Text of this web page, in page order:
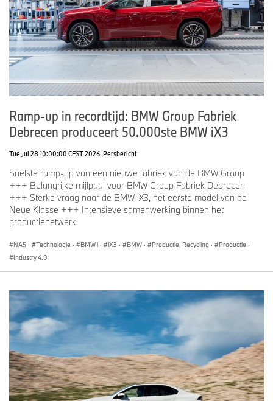
Alle varianten van de BMW M3 en BMW M4 worden vanaf juli
2026 uitgerust met deze technologie. De BMW M2 volgt in
augustus 2026. Vermogen en cilinderinhoud blijven ongewijzigd.
Snelle hulp bij pech: BMW bandenreparatieset Plus
De BMW 2 Serie Coupé, BMW 4 Serie Coupé en BMW 4 Serie
Cabrio worden vanaf de zomer van 2026 standaard uitgerust met
de BMW bandenreparatieset Plus, voor snelle en betrouwbare
Sportieve sleutel
Alle BMW X3-modellen met M Sportpakket of M Sportpakket Plus
krijgen voortaan autosleutels met BMW M strepen.
BMW Intelligent Personal Assistant: routines
Vanaf juli 2026 biedt BMW Operating System X nieuwe
mogelijkheden om routines te creëren. De BMW Intelligent
Personal Assistant analyseert dagelijks gebruik om
handelingen te vereenvoudigen. Gebruikers kunnen ook zelf
routines instellen, inclusief voorwaarden en automatische acties.
Ramp-up in recordtijd: BMW Group Fabriek
Debrecen produceert 50.000ste BMW iX3
Tue Jul 28 10:00:00 CEST 2026 Persbericht
Snelste ramp-up van een nieuwe fabriek van de BMW Group
+++ Belangrijke mijlpaal voor BMW Group Fabriek Debrecen
+++ Sterke vraag naar de BMW iX3, het eerste model van de
Neue Klasse +++ Intensieve samenwerking binnen het
productienetwerk
NA5 · Technologie · BMW i · iX3 · BMW · Productie, Recycling · Productie ·
Industry 4.0